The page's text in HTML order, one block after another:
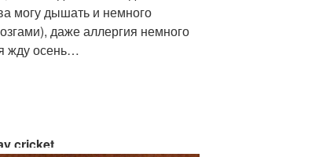
могу дышать и немного
даже аллергия немного
жду осень…
cricket